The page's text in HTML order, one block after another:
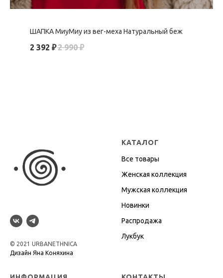
ШАПКА МиуМиу из вег-меха Натуральный беж
2 392 ₽2 990 ₽
© 2021 URBANETHNICA
Дизайн Яна Коняхина
КАТАЛОГ
Все товары
Женская коллекция
Мужская коллекция
Новинки
Распродажа
Лукбук